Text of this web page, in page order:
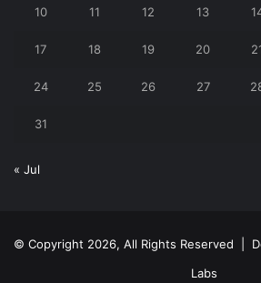
10 11 12 13
17 18 19 20
24 25 26 27
31
« Jul
© Copyright 2026, All Rights Reserved |
Labs